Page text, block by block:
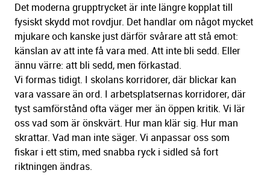
Det moderna grupptrycket är inte längre kopplat till
fysiskt skydd mot rovdjur. Det handlar om något mycket
mjukare och kanske just därför svårare att stå emot:
känslan av att inte få vara med. Att inte bli sedd. Eller
ännu värre: att bli sedd, men förkastad.
Vi formas tidigt. I skolans korridorer, där blickar kan
vara vassare än ord. I arbetsplatsernas korridorer, där
tyst samförstånd ofta väger mer än öppen kritik. Vi lär
oss vad som är önskvärt. Hur man klär sig. Hur man
skrattar. Vad man inte säger. Vi anpassar oss som
fiskar i ett stim, med snabba ryck i sidled så fort
riktningen ändras.